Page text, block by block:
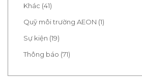
Khác (41)
Quỹ môi trường AEON (1)
Sự kiện (19)
Thông báo (71)